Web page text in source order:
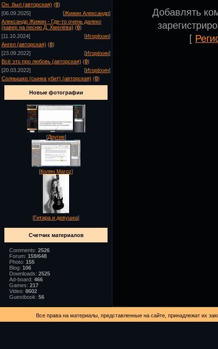
Он_был (авторская) (0)
[06.09.2025]
[Жижин Александр]
Александр Жижин - Где-то очень далеко
(кавер на песню Д. Хмелёва) (0)
[11.10.2024]
[Игорёхин]
Ангел (авторская) (0)
[23.09.2022]
[Игорёхин]
Всё это про любовь (авторская) (0)
[20.03.2022]
[Игорёхин]
Солнышко (сынка убит) (авторская) (0)
Новые фотографии
[Другие]
[Колян Maroz]
[Гитара и девушка]
Счетчик материалов
Comments: 2526
Forum: 159/648
Photo: 155
Blog: 106
Downloads: 2525
Ad-board: 466
Games: 217
Video: 8602
Guestbook: 56
Добавлять
[
Все права на материалы, представленные на сайте, принадлежат их